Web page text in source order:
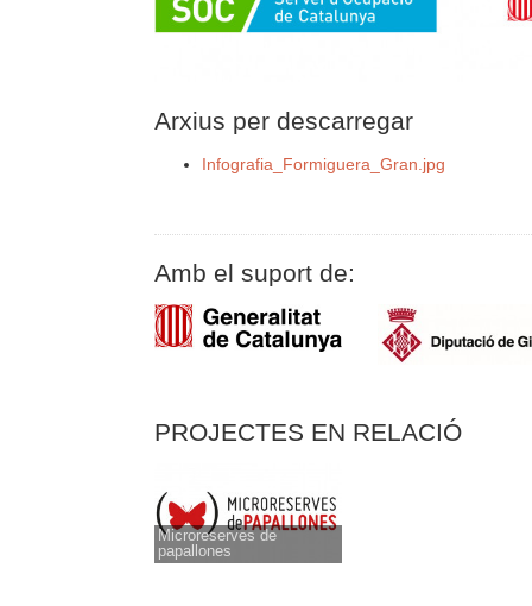
Arxius per descarregar
Infografia_Formiguera_Gran.jpg
Amb el suport de:
PROJECTES EN RELACIÓ
Microreserves de
papallones